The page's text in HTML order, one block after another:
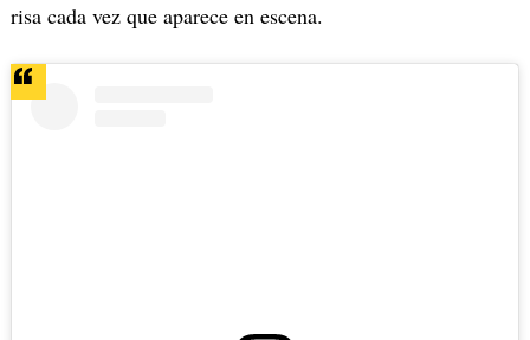
risa cada vez que aparece en escena.